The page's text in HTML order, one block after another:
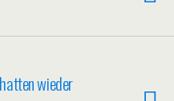
wieder